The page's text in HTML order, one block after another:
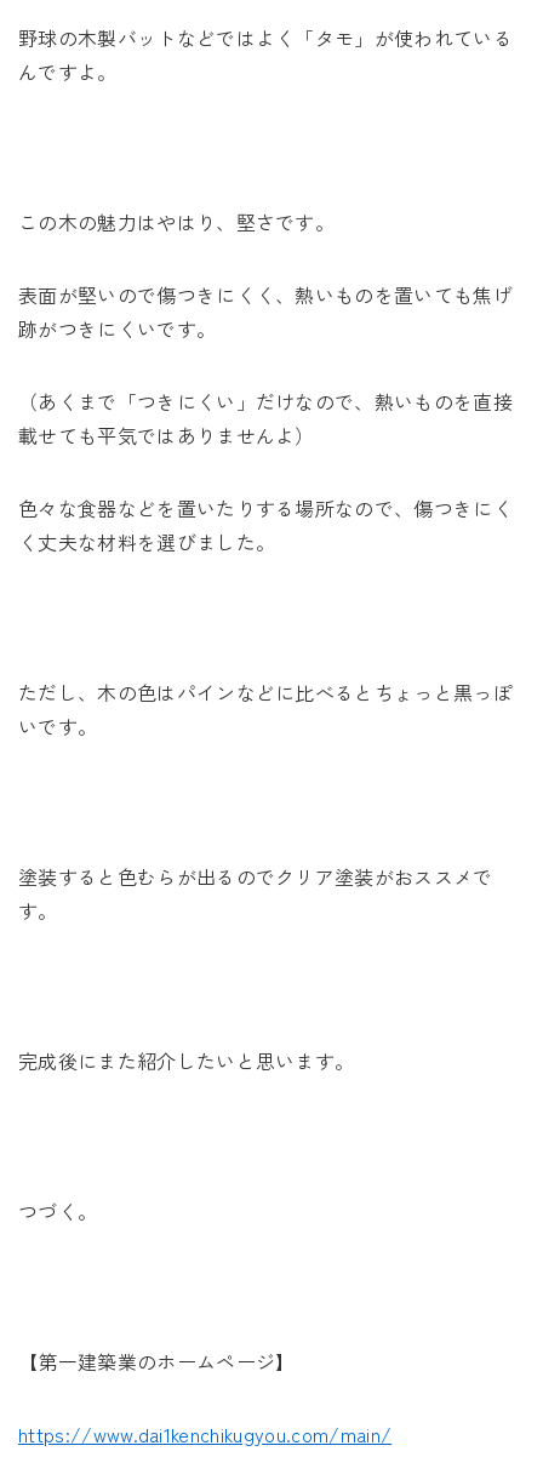
野球の木製バットなどではよく「タモ」が使われている
んですよ。
この木の魅力はやはり、堅さです。
表面が堅いので傷つきにくく、熱いものを置いても焦げ
跡がつきにくいです。
（あくまで「つきにくい」だけなので、熱いものを直接
載せても平気ではありませんよ）
色々な食器などを置いたりする場所なので、傷つきにく
く丈夫な材料を選びました。
ただし、木の色はパインなどに比べるとちょっと黒っぽ
いです。
塗装すると色むらが出るのでクリア塗装がおススメで
す。
完成後にまた紹介したいと思います。
つづく。
【第一建築業のホームページ】
https://www.dai1kenchikugyou.com/main/